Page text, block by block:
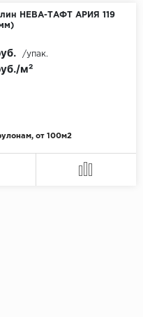
НЕВА-ТАФТ АРИЯ 119
от 100м2
м²
/упак.